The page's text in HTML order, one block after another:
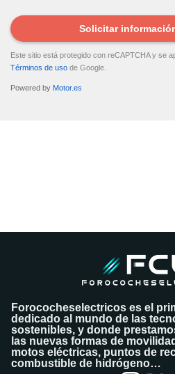
Solicitar
Este sitio está protegido con reCAPTCHA y se
Términos de uso de Google.
Powered by Motor.es
Forococheselectricos es el
dedicado al mundo de las
sostenibles, y donde
las nuevas formas de
motos eléctricas, puntos de
combustible de hidrógeno…